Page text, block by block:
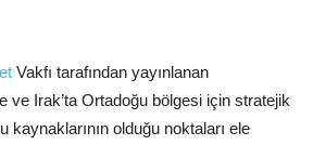
Vakfı tarafından yayınlanan
ve Irak’ta Ortadoğu bölgesi için stratejik
kaynaklarının olduğu noktaları ele